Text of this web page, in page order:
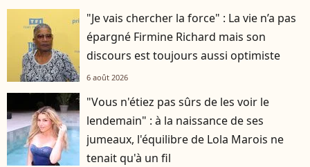
"Je vais chercher la force" : La vie n’a pas
épargné Firmine Richard mais son
discours est toujours aussi optimiste
6 août 2026
"Vous n'étiez pas sûrs de les voir le
lendemain" : à la naissance de ses
jumeaux, l'équilibre de Lola Marois ne
tenait qu'à un fil